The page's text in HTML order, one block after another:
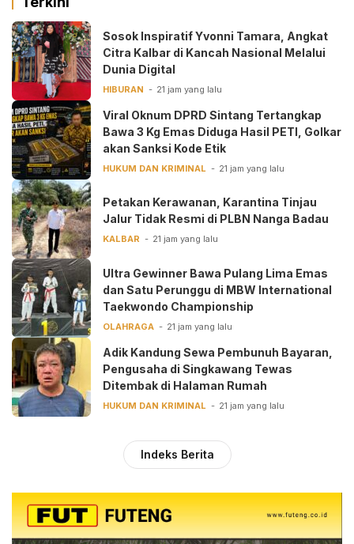
‎Sosok Inspiratif Yvonni Tamara, Angkat
Citra Kalbar di Kancah Nasional Melalui
Dunia Digital ‎
HIBURAN 21 jam yang lalu
Viral Oknum DPRD Sintang Tertangkap
Bawa 3 Kg Emas Diduga Hasil PETI, Golkar
akan Sanksi Kode Etik
HUKUM DAN KRIMINAL 21 jam yang lalu
Petakan Kerawanan, Karantina Tinjau
Jalur Tidak Resmi di PLBN Nanga Badau
KALBAR 21 jam yang lalu
Ultra Gewinner Bawa Pulang Lima Emas
dan Satu Perunggu di MBW International
Taekwondo Championship
OLAHRAGA 21 jam yang lalu
Adik Kandung Sewa Pembunuh Bayaran,
Pengusaha di Singkawang Tewas
Ditembak di Halaman Rumah
HUKUM DAN KRIMINAL 21 jam yang lalu
Indeks Berita